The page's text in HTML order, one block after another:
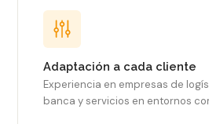
Adaptación a cada cliente
Experiencia en empresas de
banca y servicios en entornos